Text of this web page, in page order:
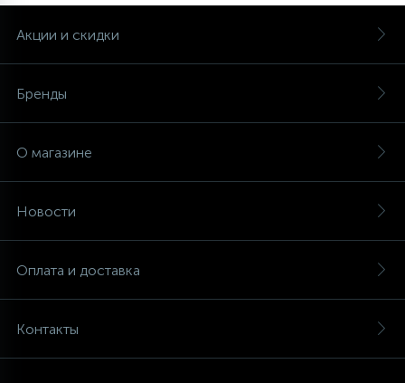
Акции и скидки
Бренды
О магазине
Новости
Оплата и доставка
Контакты